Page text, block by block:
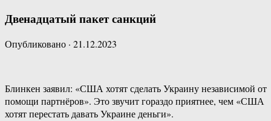
Двенадцатый пакет санкций
Опубликовано · 21.12.2023
Блинкен заявил: «США хотят сделать Украину независимой от
помощи партнёров». Это звучит гораздо приятнее, чем «США
хотят перестать давать Украине деньги».